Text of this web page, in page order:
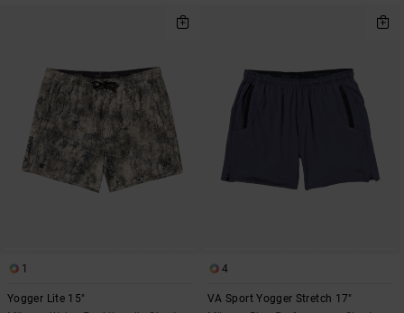
1
Yogger Lite 15"
4
VA Sport Yogger Stretch 17"